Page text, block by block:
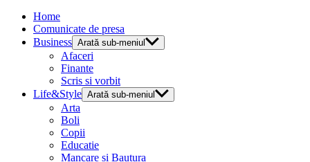
Home
Comunicate de presa
Business Arată sub-meniul
Afaceri
Finante
Scris si vorbit
Life&Style Arată sub-meniul
Arta
Boli
Copii
Educatie
Mancare si Bautura